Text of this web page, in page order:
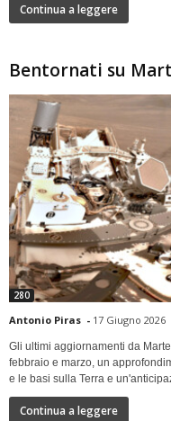
Continua a leggere
Bentornati su
280
Antonio Piras - 17 Giugno 2026
Gli ultimi aggiornamenti da
febbraio e marzo, un
e le basi sulla Terra e
Continua a leggere